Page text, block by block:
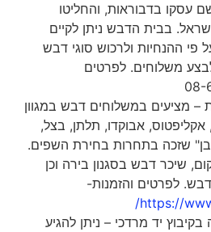
בדבוראות, והחליטו
בבית הדבש ניתן לקיים
ההנחיות ולרכוש סוגי דבש
משלוחים. לפרטים
מציעים במשלוחים דבש במגוון
אבוקדו, תלתן, בצל,
שזכה בתחרות בחירת השפים.
שיכר דבש בסגנון בירה וכן
לפרטים והזמנות-
https://
יד מרדכי – ניתן להגיע